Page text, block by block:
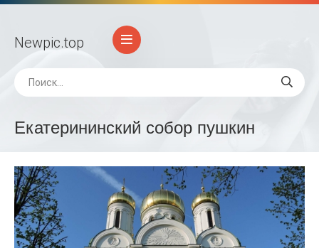
Newpic.top
Екатерининский собор пушкин